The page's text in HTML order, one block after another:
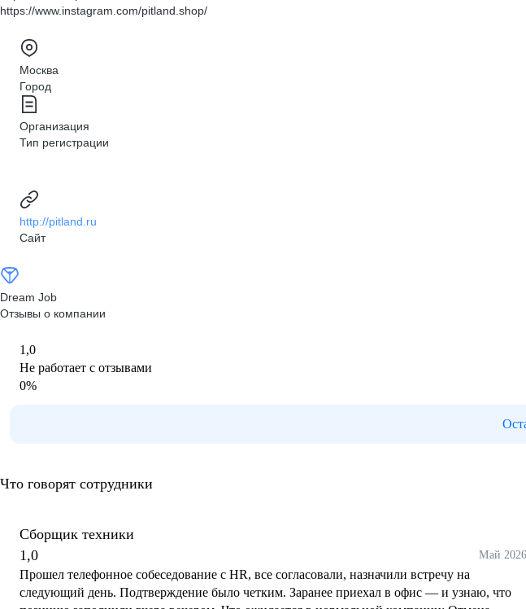
https://www.instagram.com/pitland.shop/
Москва
Город
Организация
Тип регистрации
http://pitland.ru
Сайт
Dream Job
Отзывы о компании
1,0
Не работает с отзывами
0%
Что говорят сотрудники
Сборщик техники
1,0
Май 2026
Прошел телефонное собеседование с HR, все согласовали, назначили встречу на
следующий день. Подтверждение было четким. Заранее приехал в офис — и узнаю, что